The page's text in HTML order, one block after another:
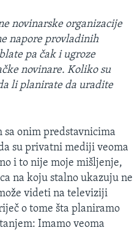
novinarske organizacije
napore provladinih
pa čak i ugroze
novinare. Koliko su
li planirate da uradite
sa onim predstavnicima
su privatni mediji veoma
i to nije moje mišljenje,
na koju stalno ukazuju ne
videti na televiziji
o tome šta planiramo
Imamo veoma